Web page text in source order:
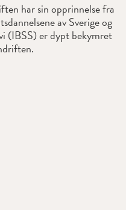
har sin opprinnelse fra
av Sverige og
(IBSS) er dypt bekymret